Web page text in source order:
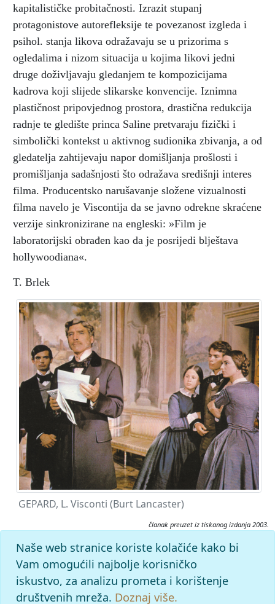
kapitalističke probitačnosti. Izrazit stupanj
protagonistove autorefleksije te povezanost izgleda i
psihol. stanja likova odražavaju se u prizorima s
ogledalima i nizom situacija u kojima likovi jedni
druge doživljavaju gledanjem te kompozicijama
kadrova koji slijede slikarske konvencije. Iznimna
plastičnost pripovjednog prostora, drastična redukcija
radnje te gledište princa Saline pretvaraju fizički i
simbolički kontekst u aktivnog sudionika zbivanja, a od
gledatelja zahtijevaju napor domišljanja prošlosti i
promišljanja sadašnjosti što odražava središnji interes
filma. Producentsko narušavanje složene vizualnosti
filma navelo je Viscontija da se javno odrekne skraćene
verzije sinkronizirane na engleski: »Film je
laboratorijski obrađen kao da je posrijedi blještava
hollywoodiana«.
T. Brlek
GEPARD, L. Visconti (Burt Lancaster)
članak preuzet iz tiskanog izdanja 2003.
Citiranje:
Gepard.
Filmski leksikon (2003), mrežno izdanje.
Leksikografski zavod Miroslav Krleža, 2026. Pristupljeno
7.8.2026. <https://film.lzmk.hr/clanak/gepard>.
Naše web stranice koriste kolačiće kako bi
Vam omogućili najbolje korisničko
iskustvo, za analizu prometa i korištenje
društvenih mreža. Doznaj više.